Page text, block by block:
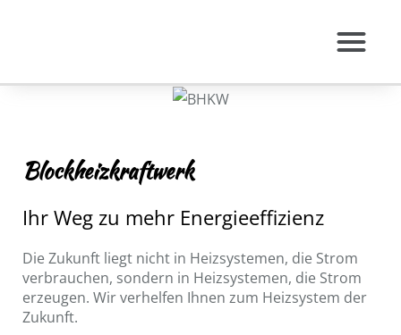
Blockheizkraftwerk
Ihr Weg zu mehr Energieeffizienz
Die Zukunft liegt nicht in Heizsystemen, die Strom
verbrauchen, sondern in Heizsystemen, die Strom
erzeugen. Wir verhelfen Ihnen zum Heizsystem der
Zukunft.